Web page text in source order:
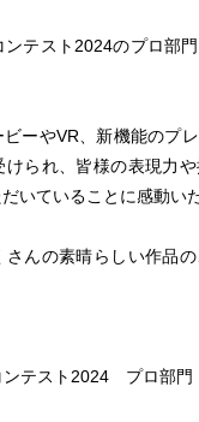
ンテスト2024のプロ部
ーやVR、新機能のプ
けられ、皆様の表現力
いていることに感動い
んの素晴らしい作品
ンテスト2024 プロ部門